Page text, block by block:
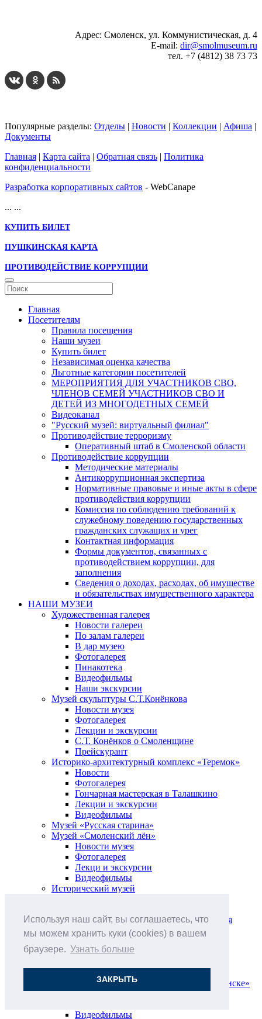
Используя наш сайт, вы соглашаетесь, что
мы можем хранить куки (cookies) в вашем
браузере. Узнать больше
ЗАКРЫТЬ
Адрес: Смоленск, ул. Коммунистическая, д. 4
E-mail: dir@smolmuseum.ru
тел. +7 (4812) 38 73 73
Популярные разделы: Отделы | Новости | Коллекции | Афиша |
Документы
Главная | Карта сайта | Обратная связь | Политика
конфиденциальности
Разработка корпоративных сайтов - WebCanape
... ...
КУПИТЬ БИЛЕТ
ПУШКИНСКАЯ КАРТА
ПРОТИВОДЕЙСТВИЕ КОРРУПЦИИ
Главная
Посетителям
Правила посещения
Наши музеи
Купить билет
Независимая оценка качества
Льготные категории посетителей
МЕРОПРИЯТИЯ ДЛЯ УЧАСТНИКОВ СВО,
ЧЛЕНОВ СЕМЕЙ УЧАСТНИКОВ СВО И
ДЕТЕЙ ИЗ МНОГОДЕТНЫХ СЕМЕЙ
Видеоканал
"Русский музей: виртуальный филиал"
Противодействие терроризму
Оперативный штаб в Смоленской области
Противодействие коррупции
Методические материалы
Антикоррупционная экспертиза
Нормативные правовые и иные акты в сфере
противодействия коррупции
Комиссия по соблюдению требований к
служебному поведению государственных
гражданских служащих и урег
Контактная информация
Формы документов, связанных с
противодействием коррупции, для
заполнения
Сведения о доходах, расходах, об имуществе
и обязательствах имущественного характера
НАШИ МУЗЕИ
Художественная галерея
Новости галереи
По залам галереи
В дар музею
Фотогалерея
Пинакотека
Видеофильмы
Наши экскурсии
Музей скульптуры С.Т.Конёнкова
Новости музея
Фотогалерея
Лекции и экскурсии
С.Т. Конёнков о Смоленщине
Прейскурант
Историко-архитектурный комплекс «Теремок»
Новости
Фотогалерея
Гончарная мастерская в Талашкино
Лекции и экскурсии
Видеофильмы
Музей «Русская старина»
Музей «Смоленский лён»
Новости музея
Фотогалерея
Лекци и экскурсии
Видеофильмы
Исторический музей
Лекции и интерактивные мероприятия
Экскурсии
Видеофильмы
Музей «Городская кузница XVII века»
Музей-квартира «А.Т.Твардовский в Смоленске»
Фотогалерея
Видеофильмы